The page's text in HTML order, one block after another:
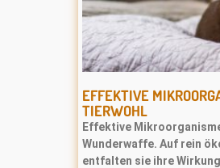
EFFEKTIVE
TIERWOHL
Effektive
Wunderwaffe. Auf rein
entfalten sie ihre